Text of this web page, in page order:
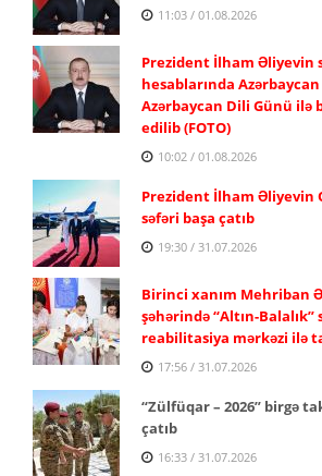
11:03 / 01.08.2026
Prezident İlham Əliyevin
hesablarında
Azərbaycan Dili Günü ilə
edilib (FOTO)
10:02 / 01.08.2026
Prezident İlham Əliyevin
səfəri başa çatıb
19:30 / 31.07.2026
Birinci xanım Mehriban
şəhərində “Altın-Balalık”
reabilitasiya mərkəzi ilə
17:56 / 31.07.2026
“Zülfüqar – 2026” birgə
çatıb
16:33 / 31.07.2026